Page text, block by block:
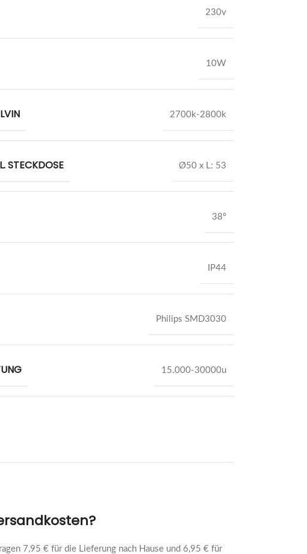
230v
10W
2700k-2800k
STECKDOSE Ø50 x L: 53
38°
IP44
Philips SMD3030
15.000-30000u
7,95 € für die Lieferung nach Hause und 6,95 € für